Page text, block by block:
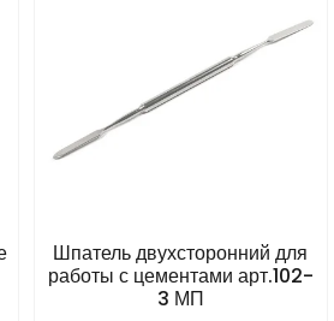
Шпатель двухсторонний для
работы с цементами арт.102-
3 МП